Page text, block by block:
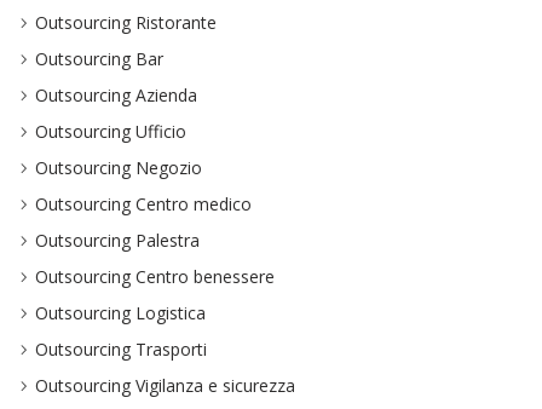
Outsourcing Ristorante
Outsourcing Bar
Outsourcing Azienda
Outsourcing Ufficio
Outsourcing Negozio
Outsourcing Centro medico
Outsourcing Palestra
Outsourcing Centro benessere
Outsourcing Logistica
Outsourcing Trasporti
Outsourcing Vigilanza e sicurezza